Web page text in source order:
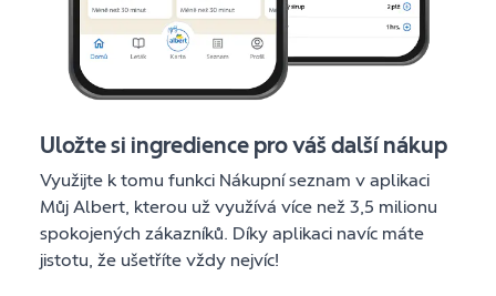
Uložte si ingredience pro váš další nákup
Využijte k tomu funkci Nákupní seznam v aplikaci
Můj Albert, kterou už využívá více než 3,5 milionu
spokojených zákazníků. Díky aplikaci navíc máte
jistotu, že ušetříte vždy nejvíc!